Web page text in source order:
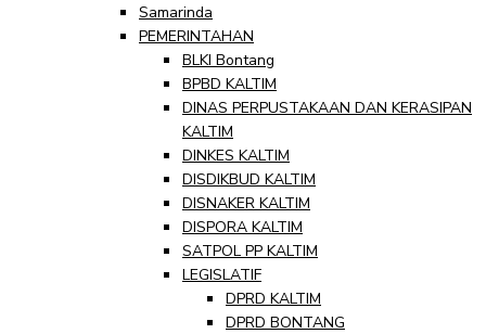
Samarinda
PEMERINTAHAN
BLKI Bontang
BPBD KALTIM
DINAS PERPUSTAKAAN DAN KERASIPAN
KALTIM
DINKES KALTIM
DISDIKBUD KALTIM
DISNAKER KALTIM
DISPORA KALTIM
SATPOL PP KALTIM
LEGISLATIF
DPRD KALTIM
DPRD BONTANG